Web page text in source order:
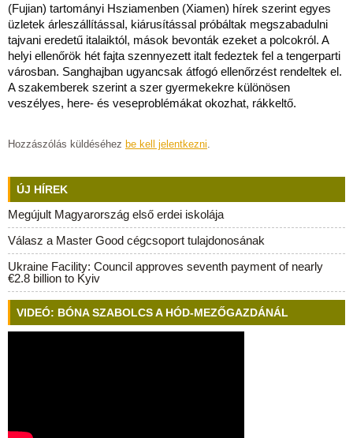
(Fujian) tartományi Hsziamenben (Xiamen) hírek szerint egyes
üzletek árleszállítással, kiárusítással próbáltak megszabadulni
tajvani eredetű italaiktól, mások bevonták ezeket a polcokról. A
helyi ellenőrök hét fajta szennyezett italt fedeztek fel a tengerparti
városban. Sanghajban ugyancsak átfogó ellenőrzést rendeltek el.
A szakemberek szerint a szer gyermekekre különösen
veszélyes, here- és veseproblémákat okozhat, rákkeltő.
Hozzászólás küldéséhez be kell jelentkezni.
ÚJ HÍREK
Megújult Magyarország első erdei iskolája
Válasz a Master Good cégcsoport tulajdonosának
Ukraine Facility: Council approves seventh payment of nearly
€2.8 billion to Kyiv
VIDEÓ: BÓNA SZABOLCS A HÓD-MEZŐGAZDÁNÁL